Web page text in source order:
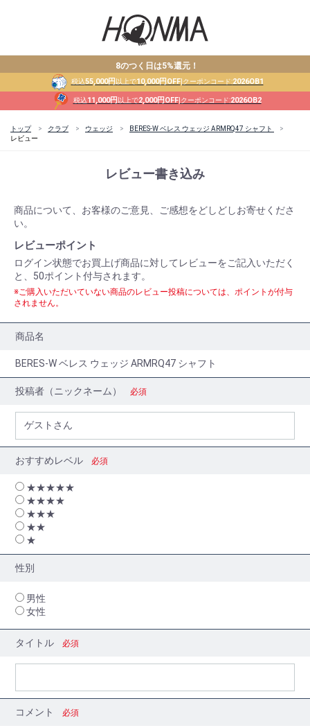
8のつく日は5%還元！
税込55,000円 以上で10,000円OFF|クーポンコード:2026OB1
税込11,000円 以上で2,000円OFF|クーポンコード:2026OB2
トップ クラブ ウェッジ
BERES-W ベレス ウェッジ ARMRQ47 シャフト
レビュー
レビュー書き込み
商品について、お客様のご意見、ご感想をどしどしお寄せくださ
い。
レビューポイント
ログイン状態でお買上げ商品に対してレビューをご記入いただく
と、50ポイント付与されます。
※ご購入いただいていない商品のレビュー投稿については、ポイントが付与
されません。
商品名
BERES-W ベレス ウェッジ ARMRQ47 シャフト
投稿者（ニックネーム） 必須
おすすめレベル 必須
★★★★★
★★★★
★★★
★★
★
性別
男性
女性
タイトル 必須
コメント 必須